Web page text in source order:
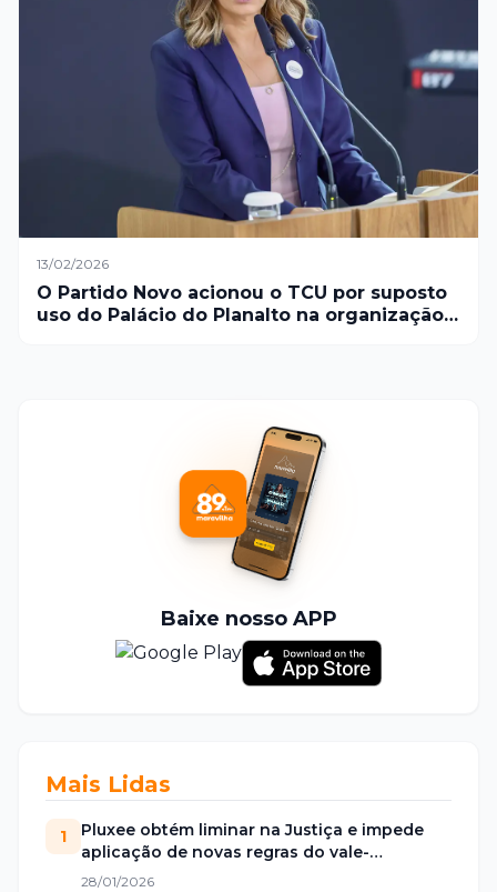
13/02/2026
O Partido Novo acionou o TCU por suposto
uso do Palácio do Planalto na organização
Baixe nosso APP
Mais Lidas
1
Pluxee obtém liminar na Justiça e impede
aplicação de novas regras do vale-
alimentação
28/01/2026